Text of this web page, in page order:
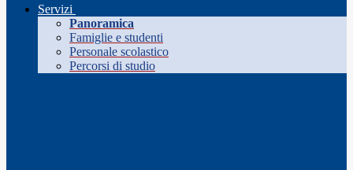
Servizi
Panoramica
Famiglie e studenti
Personale scolastico
Percorsi di studio